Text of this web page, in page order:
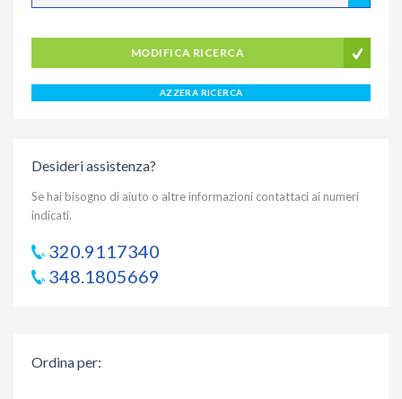
MODIFICA RICERCA
AZZERA RICERCA
Desideri assistenza?
Se hai bisogno di aiuto o altre informazioni contattaci ai numeri
indicati.
320.9117340
348.1805669
Ordina per: